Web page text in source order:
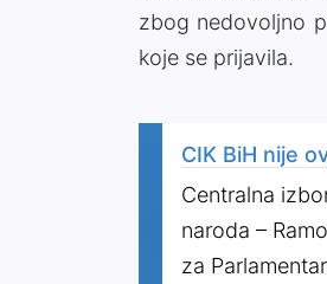
zbog nedovoljno
koje se prijavila.
CIK BiH nije
Centralna
naroda –
za